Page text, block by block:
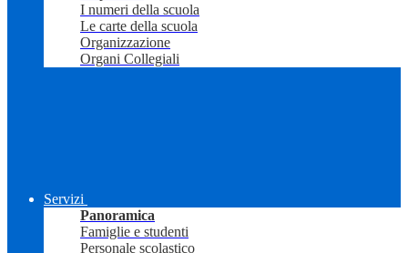
I numeri della scuola
Le carte della scuola
Organizzazione
Organi Collegiali
Servizi
Panoramica
Famiglie e studenti
Personale scolastico